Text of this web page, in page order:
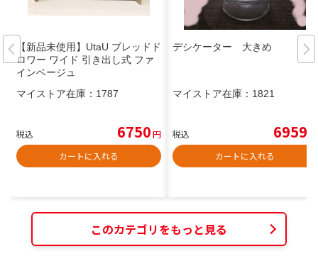
【新品未使用】UtaU ブレッドド
ロワー ワイド 引き出し式 ファ
インベージュ
マイストア在庫： 1787
税込 6750円
カートに入れる
デシケーター 大きめ
マイストア在庫： 1821
税込 6959
カートに入れる
このカテゴリをもっと見る